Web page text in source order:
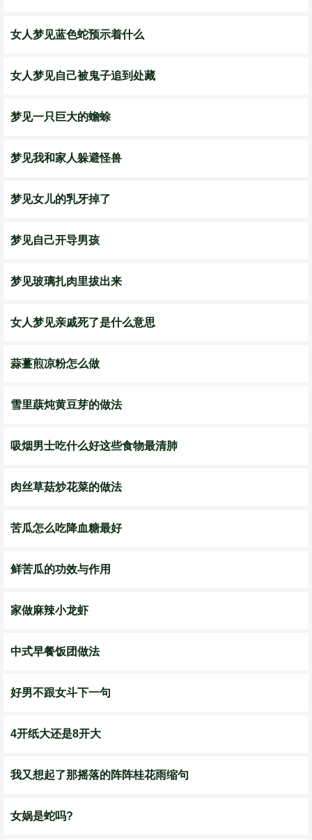
女人梦见蓝色蛇预示着什么
女人梦见自己被鬼子追到处藏
梦见一只巨大的蟾蜍
梦见我和家人躲避怪兽
梦见女儿的乳牙掉了
梦见自己开导男孩
梦见玻璃扎肉里拔出来
女人梦见亲戚死了是什么意思
蒜薹煎凉粉怎么做
雪里蕻炖黄豆芽的做法
吸烟男士吃什么好这些食物最清肺
肉丝草菇炒花菜的做法
苦瓜怎么吃降血糖最好
鲜苦瓜的功效与作用
家做麻辣小龙虾
中式早餐饭团做法
好男不跟女斗下一句
4开纸大还是8开大
我又想起了那摇落的阵阵桂花雨缩句
女娲是蛇吗?